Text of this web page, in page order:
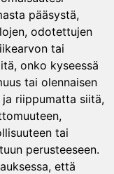
pääsystä,
odotettujen
tai
onko kyseessä
tai olennaisen
riippumatta siitä,
tai
perusteeseen.
että